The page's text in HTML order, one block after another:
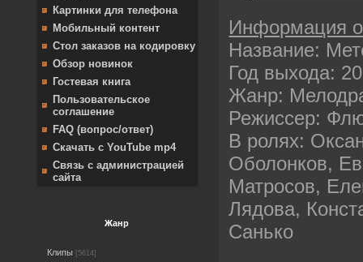
Картинки для телефона
Мобильный контент
Стол заказов на кодировку
Обзор новинок
Гостевая книга
Пользовательское
соглашение
FAQ (вопрос/ответ)
Скачать с YouTube mp4
Связь с администрацией
сайта
Жанр
Клипы [5614]
Информация
Название:
Год выхода:
Жанр:
Режиссер:
В ролях:
Оболонков,
Матросов,
Лядова,
Санько